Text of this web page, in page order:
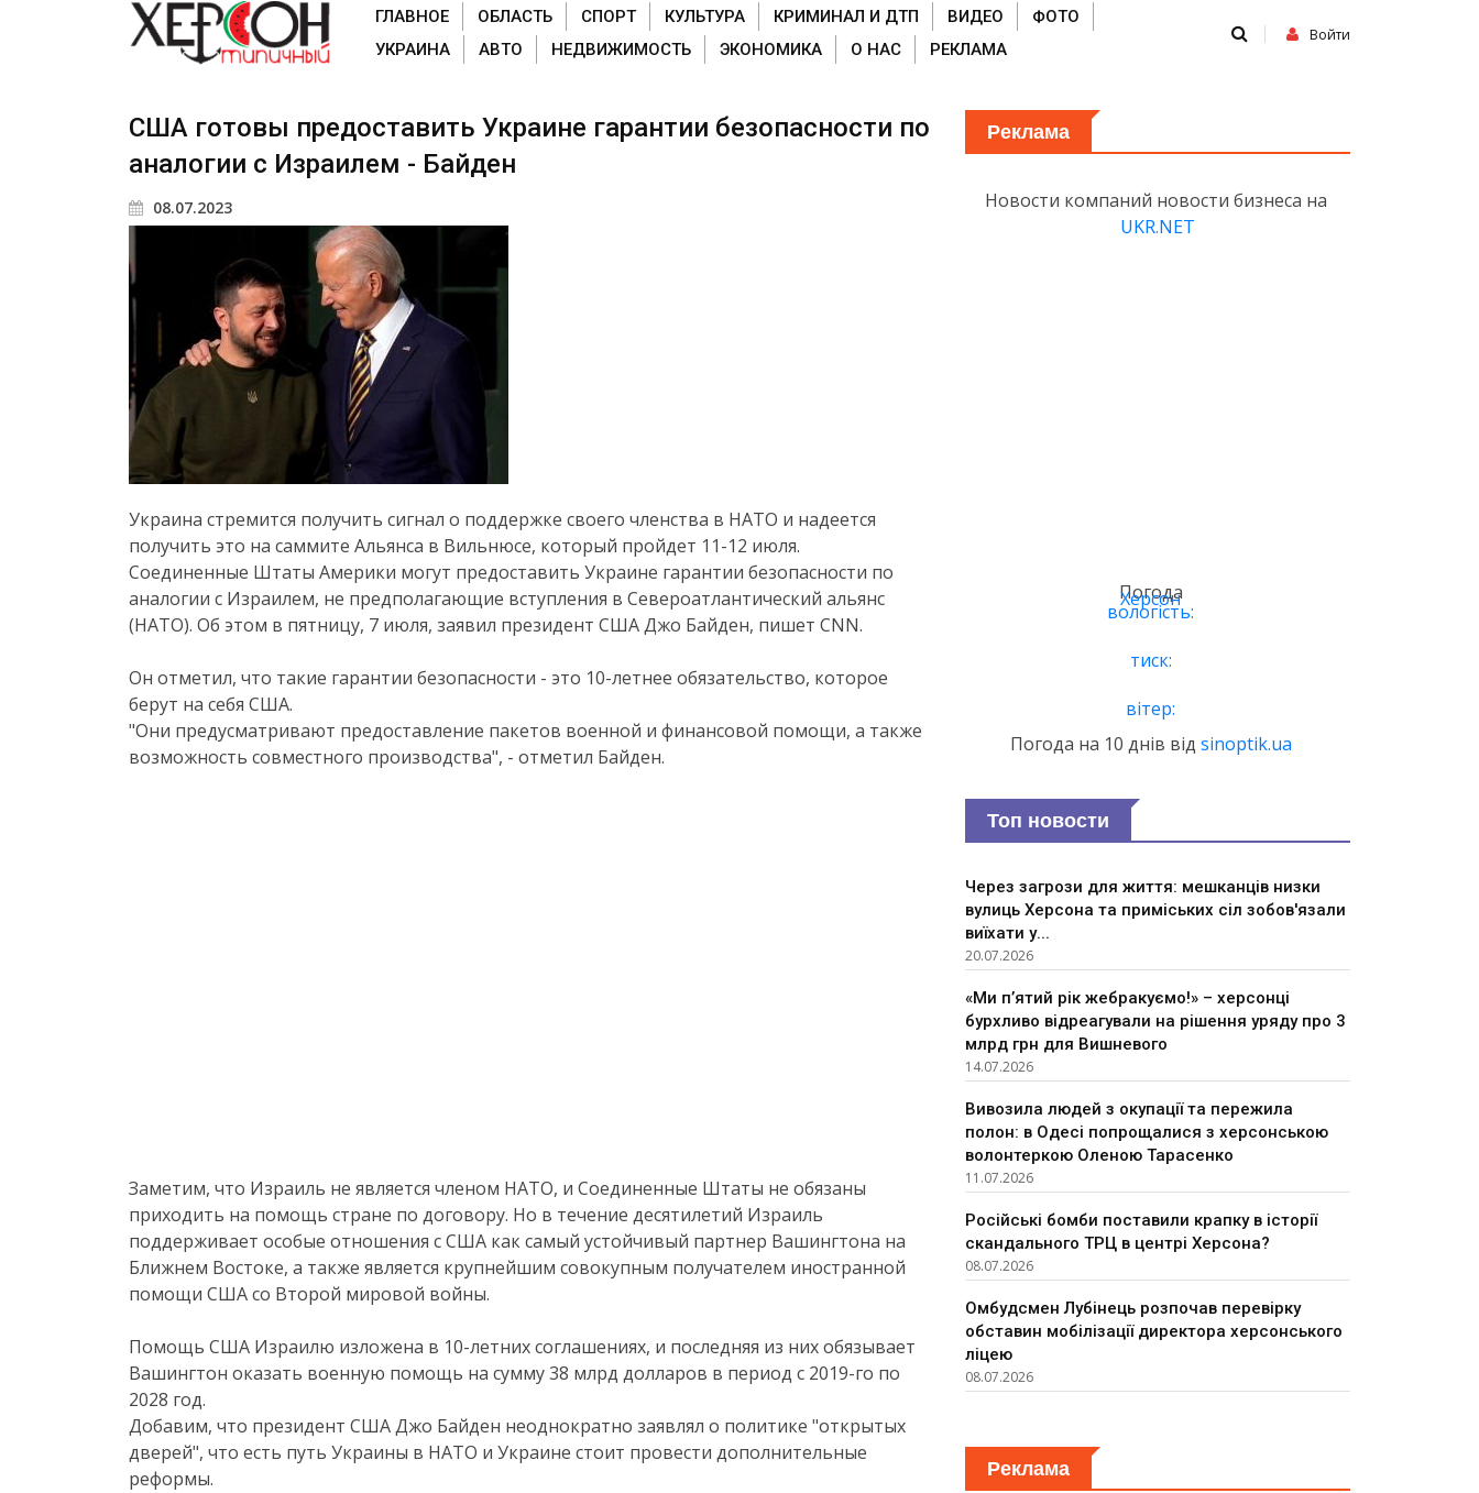
ГЛАВНОЕ ОБЛАСТЬ СПОРТ КУЛЬТУРА КРИМИНАЛ И ДТП ВИДЕО
ФОТО
УКРАИНА
АВТО НЕДВИЖИМОСТЬ ЭКОНОМИКА О НАС РЕКЛАМА
Войти
США готовы предоставить Украине гарантии безопасности по
аналогии с Израилем - Байден
08.07.2023
Украина стремится получить сигнал о поддержке своего членства в НАТО и надеется
получить это на саммите Альянса в Вильнюсе, который пройдет 11-12 июля.
Соединенные Штаты Америки могут предоставить Украине гарантии безопасности по
аналогии с Израилем, не предполагающие вступления в Североатлантический альянс
(НАТО). Об этом в пятницу, 7 июля, заявил президент США Джо Байден, пишет CNN.
Он отметил, что такие гарантии безопасности - это 10-летнее обязательство, которое
берут на себя США.
"Они предусматривают предоставление пакетов военной и финансовой помощи, а также
возможность совместного производства", - отметил Байден.
Заметим, что Израиль не является членом НАТО, и Соединенные Штаты не обязаны
приходить на помощь стране по договору. Но в течение десятилетий Израиль
поддерживает особые отношения с США как самый устойчивый партнер Вашингтона на
Ближнем Востоке, а также является крупнейшим совокупным получателем иностранной
помощи США со Второй мировой войны.
Помощь США Израилю изложена в 10-летних соглашениях, и последняя из них обязывает
Вашингтон оказать военную помощь на сумму 38 млрд долларов в период с 2019-го по
2028 год.
Добавим, что президент США Джо Байден неоднократно заявлял о политике "открытых
дверей", что есть путь Украины в НАТО и Украине стоит провести дополнительные
реформы.
Реклама
Новости компаний новости бизнеса на
UKR.NET
Погода
Херсон
вологість:
тиск:
вітер:
Погода на 10 днів від sinoptik.ua
Топ новости
Через загрози для життя: мешканців низки
вулиць Херсона та приміських сіл зобов'язали
виїхати у...
20.07.2026
«Ми п’ятий рік жебракуємо!» – херсонці
бурхливо відреагували на рішення уряду про 3
млрд грн для Вишневого
14.07.2026
Вивозила людей з окупації та пережила
полон: в Одесі попрощалися з херсонською
волонтеркою Оленою Тарасенко
11.07.2026
Російські бомби поставили крапку в історії
скандального ТРЦ в центрі Херсона?
08.07.2026
Омбудсмен Лубінець розпочав перевірку
обставин мобілізації директора херсонського
ліцею
08.07.2026
Реклама